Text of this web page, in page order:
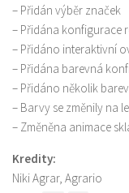
– Přidán výběr značek
– Přidána konfigurace
– Přidáno interaktivní
– Přidána barevná
– Přidáno několik
– Barvy se změnily na
– Změněna animace
Kredity:
Niki Agrar, Agrario